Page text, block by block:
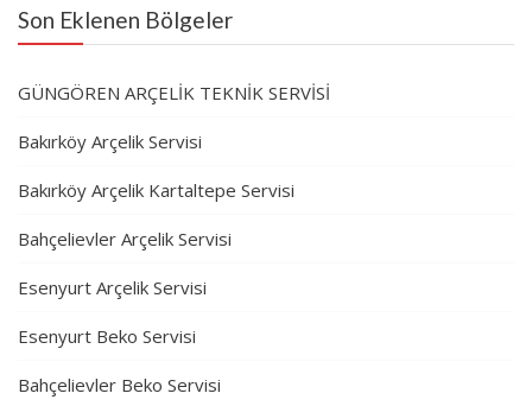
Son Eklenen Bölgeler
GÜNGÖREN ARÇELİK TEKNİK SERVİSİ
Bakırköy Arçelik Servisi
Bakırköy Arçelik Kartaltepe Servisi
Bahçelievler Arçelik Servisi
Esenyurt Arçelik Servisi
Esenyurt Beko Servisi
Bahçelievler Beko Servisi